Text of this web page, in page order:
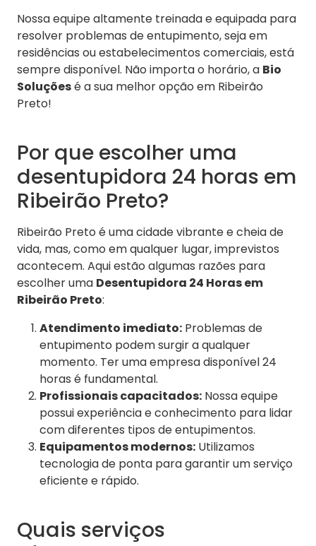
Nossa equipe altamente treinada e equipada para
resolver problemas de entupimento, seja em
residências ou estabelecimentos comerciais, está
sempre disponível. Não importa o horário, a Bio
Soluçõesé a sua melhor opção em Ribeirão
Preto!
Por que escolher uma
desentupidora 24 horas em
Ribeirão Preto?
Ribeirão Preto é uma cidade vibrante e cheia de
vida, mas, como em qualquer lugar, imprevistos
acontecem. Aqui estão algumas razões para
escolher uma Desentupidora 24 Horas em
Ribeirão Preto:
Atendimento imediato: Problemas de
entupimento podem surgir a qualquer
momento. Ter uma empresa disponível 24
horas é fundamental.
Profissionais capacitados: Nossa equipe
possui experiência e conhecimento para lidar
com diferentes tipos de entupimentos.
Equipamentos modernos: Utilizamos
tecnologia de ponta para garantir um serviço
eficiente e rápido.
Quais serviços